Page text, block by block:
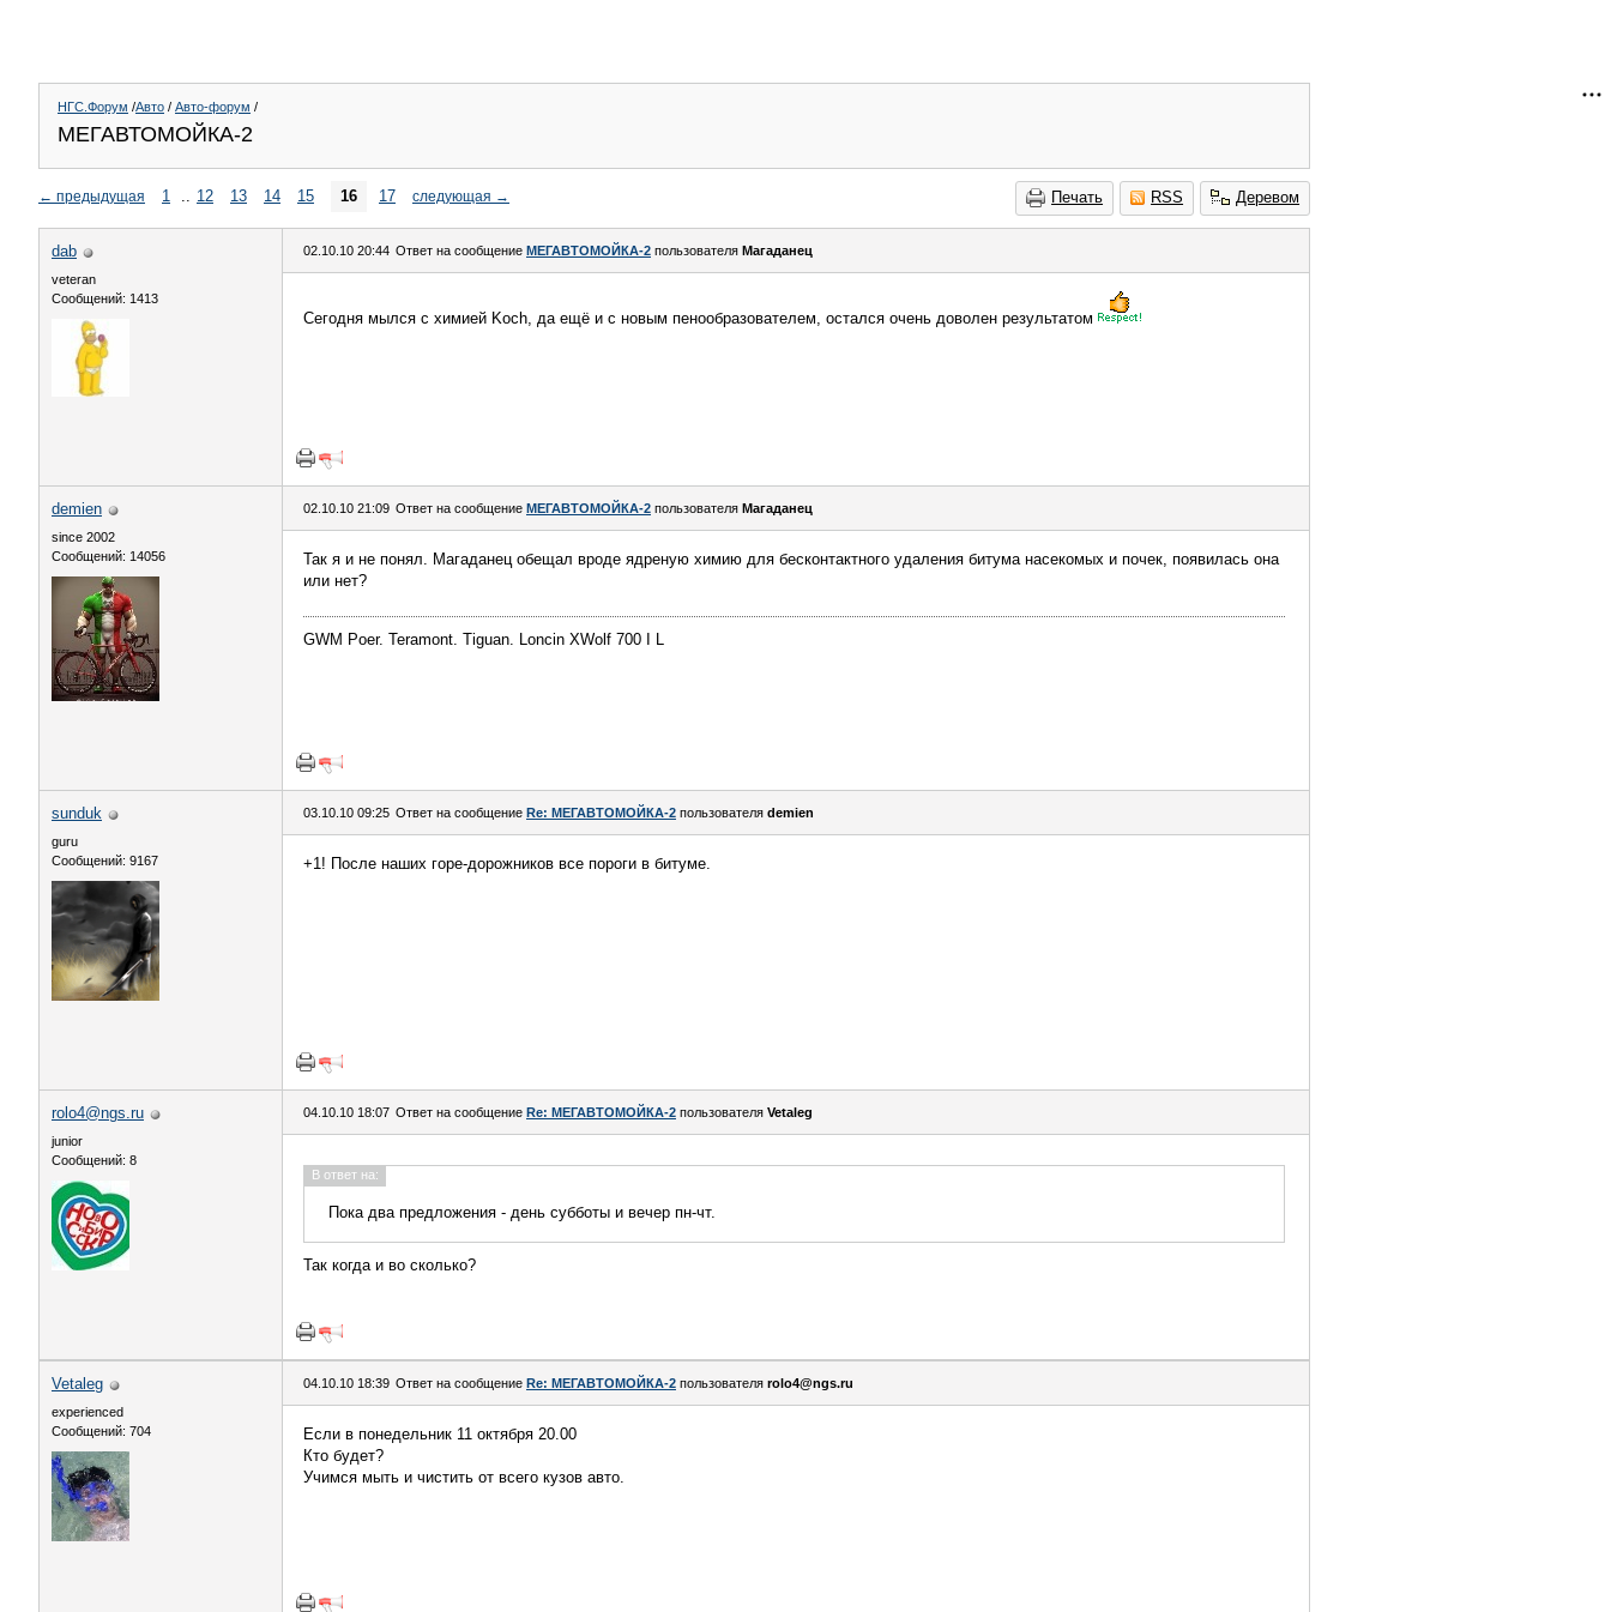
НГС.Форум /Авто / Авто-форум /
МЕГАВТОМОЙКА-2
Печать RSS Деревом
← предыдущая 1 .. 12 13 14 15 16 17 следующая →
dаb
veteran
Сообщений: 1413
02.10.10 20:44 Ответ на сообщение МЕГАВТОМОЙКА-2 пользователя Магаданец
Сегодня мылся с химией Koch, да ещё и с новым пенообразователем, остался очень доволен результатом
demien
since 2002
Сообщений: 14056
02.10.10 21:09 Ответ на сообщение МЕГАВТОМОЙКА-2 пользователя Магаданец
Так я и не понял. Магаданец обещал вроде ядреную химию для бесконтактного удаления битума насекомых и почек, появилась она
или нет?
GWM Poer. Teramont. Tiguan. Loncin XWolf 700 I L
sunduk
guru
Сообщений: 9167
03.10.10 09:25 Ответ на сообщение Re: МЕГАВТОМОЙКА-2 пользователя demien
+1! После наших горе-дорожников все пороги в битуме.
rolo4@ngs.ru
junior
Сообщений: 8
04.10.10 18:07 Ответ на сообщение Re: МЕГАВТОМОЙКА-2 пользователя Vetaleg
В ответ на:
Пока два предложения - день субботы и вечер пн-чт.
Так когда и во сколько?
Vetaleg
experienced
Сообщений: 704
04.10.10 18:39 Ответ на сообщение Re: МЕГАВТОМОЙКА-2 пользователя rolo4@ngs.ru
Если в понедельник 11 октября 20.00
Кто будет?
Учимся мыть и чистить от всего кузов авто.